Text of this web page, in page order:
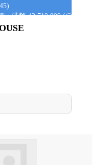
：港幣 43,710,000 (@
22,000)